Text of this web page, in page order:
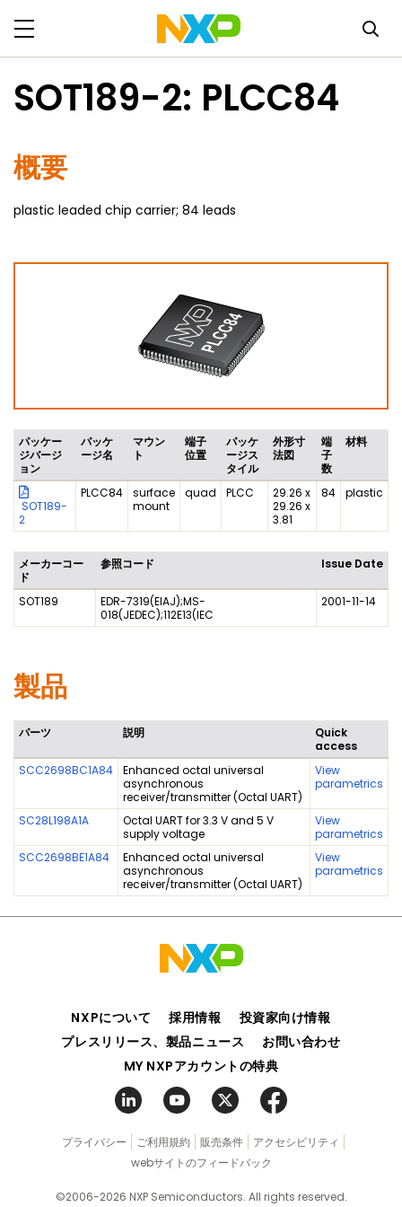
SOT189-2: PLCC84
概要
plastic leaded chip carrier; 84 leads
パッケー
ジバージ
ョン
パッケ
ージ名
マウン
ト
端子
位置
パッケ
ージス
タイル
外形寸
法図
端
子
数
材料
SOT189-
2
PLCC84
surface
mount
quad PLCC
29.26 x
29.26 x
3.81
84 plastic
メーカーコー
ド
参照コード Issue Date
SOT189
EDR-7319(EIAJ);MS-
018(JEDEC);112E13(IEC
2001-11-14
製品
パーツ 説明
Quick
access
SCC2698BC1A84
Enhanced octal universal
asynchronous
receiver/transmitter (Octal UART)
View
parametrics
SC28L198A1A
Octal UART for 3.3 V and 5 V
supply voltage
View
parametrics
SCC2698BE1A84
Enhanced octal universal
asynchronous
receiver/transmitter (Octal UART)
View
parametrics
NXPについて 採用情報
投資家向け情報
プレスリリース、製品ニュース
お問い合わせ
MY NXPアカウントの特典
プライバシー ご利用規約 販売条件
アクセシビリティ
webサイトのフィードバック
©2006-2026 NXP Semiconductors. All rights reserved.